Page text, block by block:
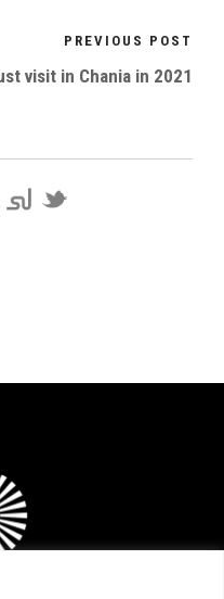
PREVIOUS POST
visit in Chania in 2021